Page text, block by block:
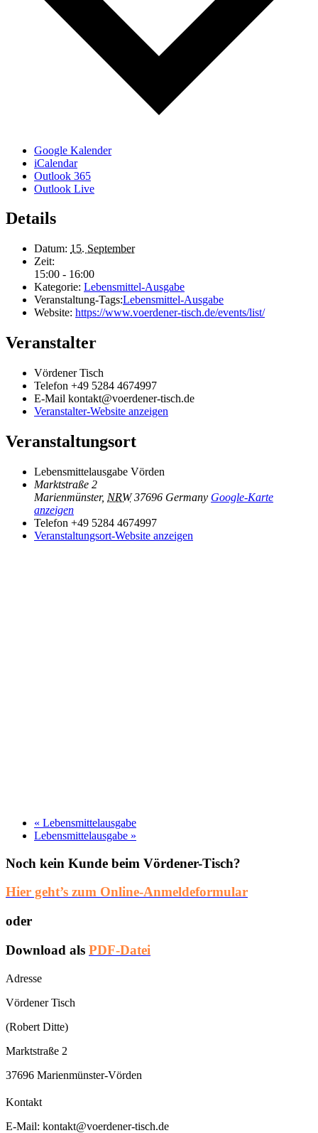
Google Kalender
iCalendar
Outlook 365
Outlook Live
Details
Datum: 15. September
Zeit:
15:00 - 16:00
Kategorie: Lebensmittel-Ausgabe
Veranstaltung-Tags:Lebensmittel-Ausgabe
Website: https://www.voerdener-tisch.de/events/list/
Veranstalter
Vördener Tisch
Telefon +49 5284 4674997
E-Mail kontakt@voerdener-tisch.de
Veranstalter-Website anzeigen
Veranstaltungsort
Lebensmittelausgabe Vörden
Marktstraße 2
Marienmünster, NRW 37696 Germany Google-Karte
anzeigen
Telefon +49 5284 4674997
Veranstaltungsort-Website anzeigen
« Lebensmittelausgabe
Lebensmittelausgabe »
Noch kein Kunde beim Vördener-Tisch?
Hier geht’s zum Online-Anmeldeformular
oder
Download als PDF-Datei
Adresse
Vördener Tisch
(Robert Ditte)
Marktstraße 2
37696 Marienmünster-Vörden
Kontakt
E-Mail: kontakt@voerdener-tisch.de